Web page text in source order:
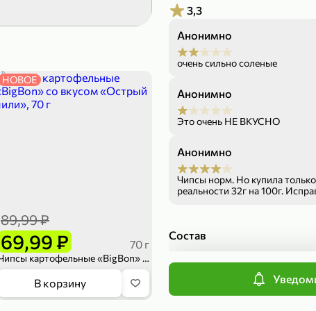
69,99 ₽
89,99 ₽
70 г
Чипсы картофельные «BigBon» со вкусом «Острый чили», 70 г
НОВОЕ
В корзину
3,3
Анонимно
очень сильно соленые
Анонимно
Это очень НЕ ВКУСНО
Анонимно
Чипсы норм. Но купила
реальности 32г на 100г.
Состав
Характеристики
Производитель
189,99 ₽
150 г
Риет «Сибагро» с кедровыми орехами, 150 г
В корзину
Манго «Good
149,99 ₽
169,99 ₽ 839,99 ₽